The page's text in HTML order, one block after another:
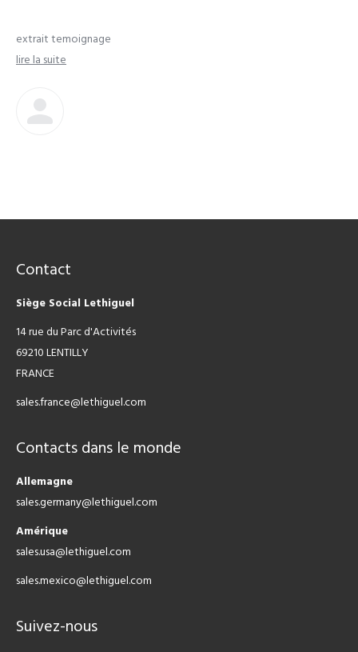
extrait temoignage
lire la suite
Contact
Siège Social Lethiguel
14 rue du Parc d'Activités
69210 LENTILLY
FRANCE
sales.france@lethiguel.com
Contacts dans le monde
Allemagne
sales.germany@lethiguel.com
Amérique
sales.usa@lethiguel.com
sales.mexico@lethiguel.com
Suivez-nous